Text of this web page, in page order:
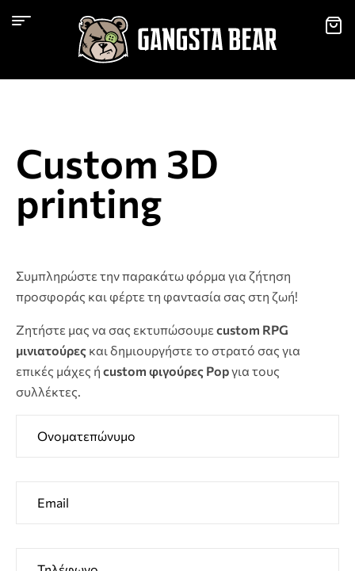
Custom 3D
printing
Συμπληρώστε την παρακάτω φόρμα για ζήτηση
προσφοράς και φέρτε τη φαντασία σας στη ζωή!
Ζητήστε μας να σας εκτυπώσουμε custom RPG
μινιατούρες και δημιουργήστε το στρατό σας για
επικές μάχες ή custom φιγούρες Popγια τους
συλλέκτες.